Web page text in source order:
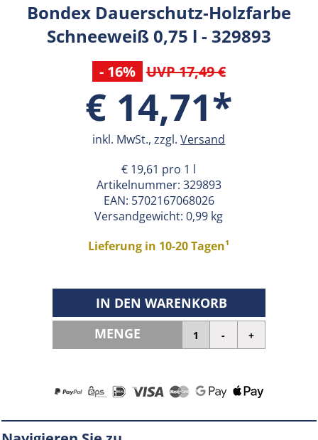
Bondex Dauerschutz-Holzfarbe
Schneeweiß 0,75 l - 329893
- 16% UVP 17,49 €
€ 14,71*
inkl. MwSt., zzgl.Versand
€ 19,61 pro 1 l
Artikelnummer: 329893
EAN: 5702167068026
Versandgewicht: 0,99 kg
Lieferung in 10-20 Tagen¹
IN DEN WARENKORB
MENGE